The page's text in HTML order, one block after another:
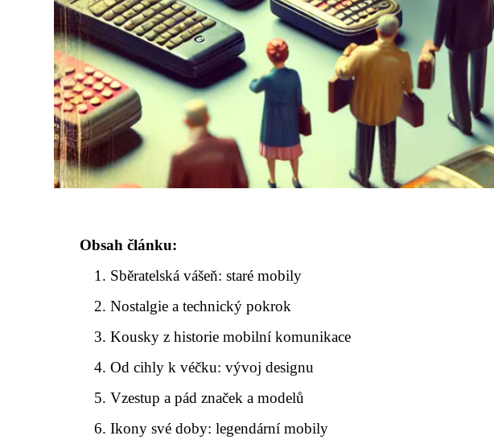
Obsah článku:
Sběratelská vášeň: staré mobily
Nostalgie a technický pokrok
Kousky z historie mobilní komunikace
Od cihly k véčku: vývoj designu
Vzestup a pád značek a modelů
Ikony své doby: legendární mobily